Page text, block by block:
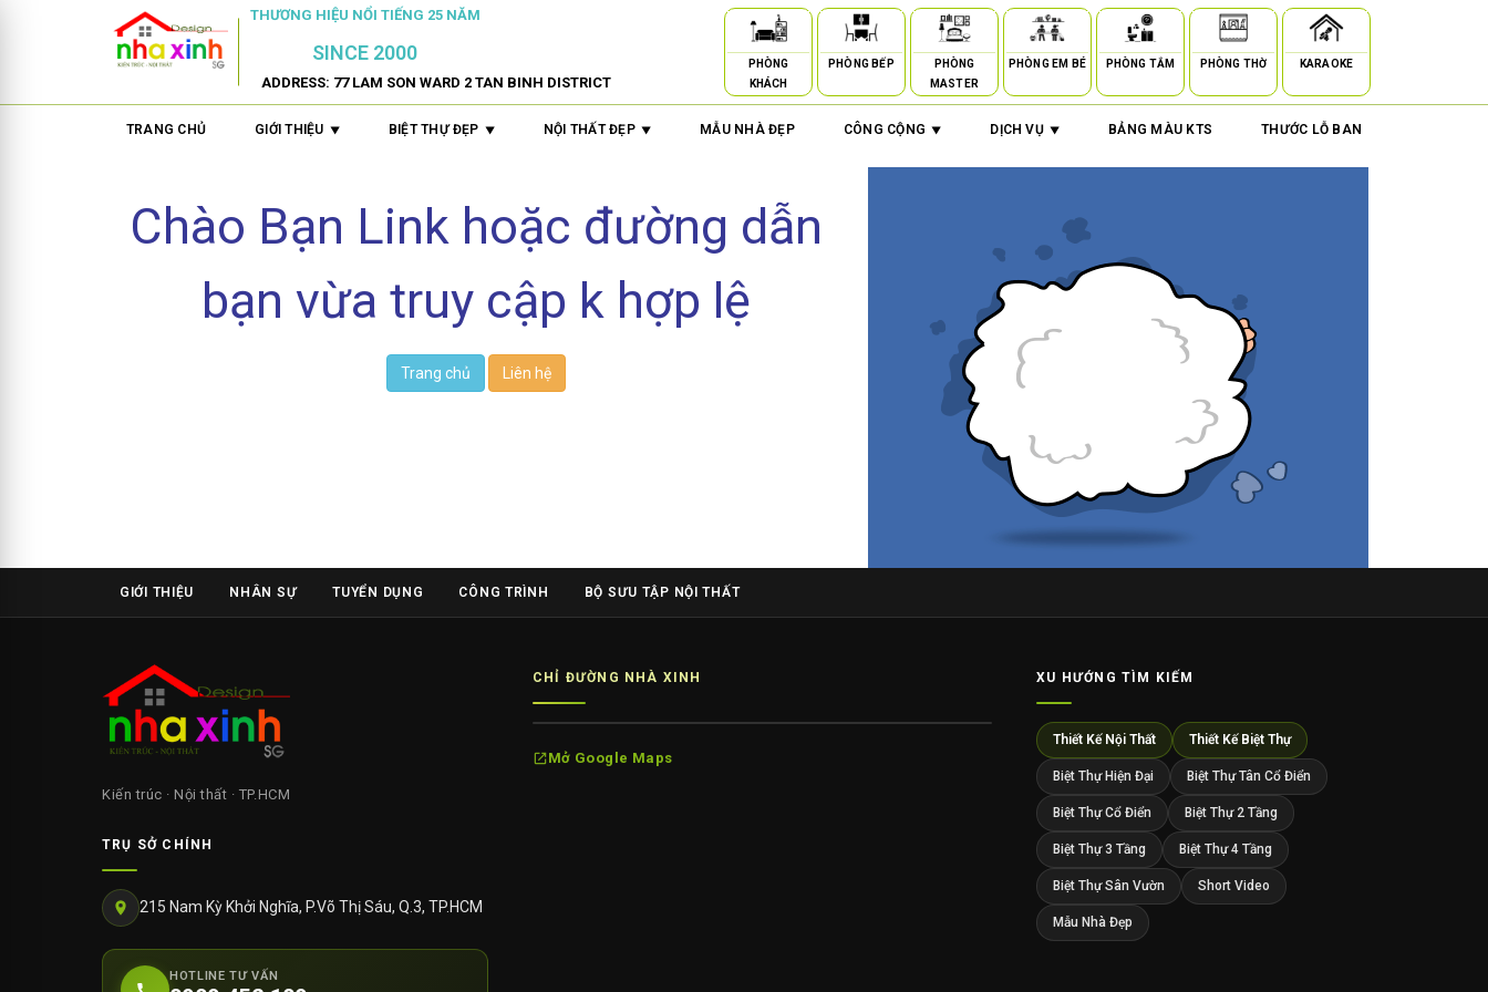
THƯƠNG HIỆU NỔI TIẾNG 25 NĂM
SINCE 2000
ADDRESS: 77 LAM SON WARD 2 TAN BINH DISTRICT
PHÒNG
KHÁCH
PHÒNG BẾP
PHÒNG
MASTER
PHÒNG EM BÉ PHÒNG TẮM PHÒNG THỜ KARAOKE
TRANG CHỦ GIỚI THIỆU BIỆT THỰ ĐẸP NỘI THẤT ĐẸP MẪU NHÀ ĐẸP CÔNG CỘNG DỊCH VỤ BẢNG MÀU KTS THƯỚC LỖ BAN
Chào Bạn Link hoặc đường dẫn
bạn vừa truy cập k hợp lệ
Trang chủ Liên hệ
GIỚI THIỆU NHÂN SỰ TUYỂN DỤNG CÔNG TRÌNH BỘ SƯU TẬP NỘI THẤT
Kiến trúc · Nội thất · TP.HCM
TRỤ SỞ CHÍNH
215 Nam Kỳ Khởi Nghĩa, P.Võ Thị Sáu, Q.3, TP.HCM
HOTLINE TƯ VẤN
CHỈ ĐƯỜNG NHÀ XINH
Mở Google Maps
XU HƯỚNG TÌM KIẾM
Thiết Kế Nội Thất Thiết Kế Biệt Thự
Biệt Thự Hiện Đại Biệt Thự Tân Cổ Điển
Biệt Thự Cổ Điển Biệt Thự 2 Tầng
Biệt Thự 3 Tầng Biệt Thự 4 Tầng
Biệt Thự Sân Vườn Short Video
Mẫu Nhà Đẹp